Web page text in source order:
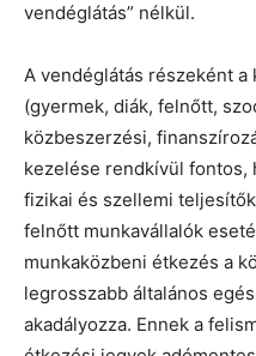
vendéglátás” nélkül.
A vendéglátás részeként
(gyermek, diák, felnőtt,
közbeszerzési,
kezelése rendkívül fontos,
fizikai és szellemi
felnőtt munkavállalók
munkaközbeni étkezés a
legrosszabb általános
akadályozza. Ennek a